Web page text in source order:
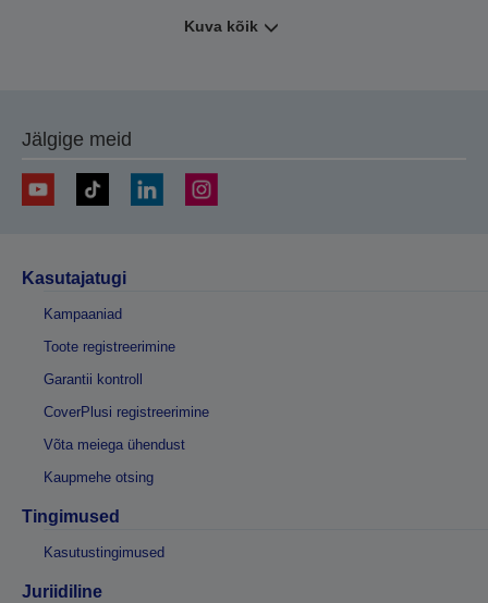
Kuva kõik
Jälgige meid
Kasutajatugi
Kampaaniad
Toote registreerimine
Garantii kontroll
CoverPlusi registreerimine
Võta meiega ühendust
Kaupmehe otsing
Tingimused
Kasutustingimused
Juriidiline